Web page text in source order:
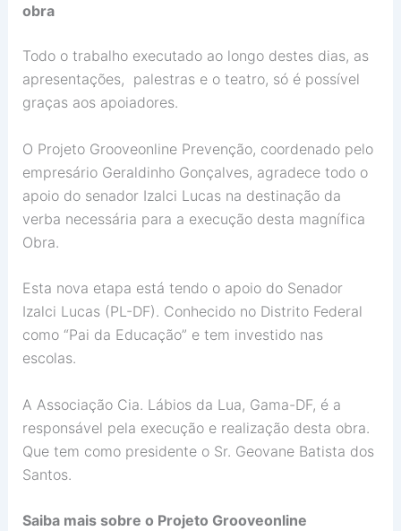
obra
Todo o trabalho executado ao longo destes dias, as
apresentações, palestras e o teatro, só é possível
graças aos apoiadores.
O Projeto Grooveonline Prevenção, coordenado pelo
empresário Geraldinho Gonçalves, agradece todo o
apoio do senador Izalci Lucas na destinação da
verba necessária para a execução desta magnífica
Obra.
Esta nova etapa está tendo o apoio do Senador
Izalci Lucas (PL-DF). Conhecido no Distrito Federal
como “Pai da Educação” e tem investido nas
escolas.
A Associação Cia. Lábios da Lua, Gama-DF, é a
responsável pela execução e realização desta obra.
Que tem como presidente o Sr. Geovane Batista dos
Santos.
Saiba mais sobre o Projeto Grooveonline